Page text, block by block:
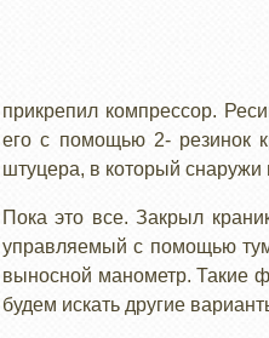
прикрепил компрессор.
его с помощью 2- резинок
штуцера, в который снаружи
Пока это все. Закрыл
управляемый с помощью
выносной манометр. Такие
будем искать другие